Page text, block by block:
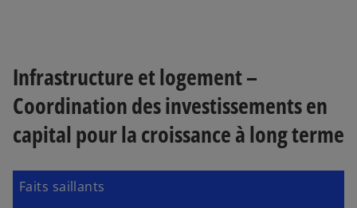
Infrastructure et logement –
Coordination des investissements en
capital pour la croissance à long terme
Faits saillants